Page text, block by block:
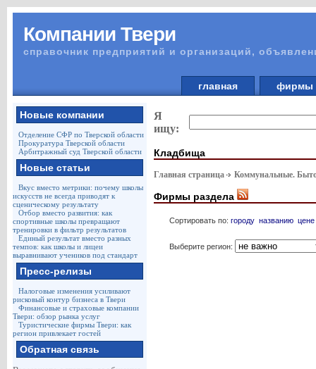
Компании Твери
справочник предприятий и организаций,
главная
Новые компании
Отделение СФР по Тверской области
Прокуратура Тверской области
Арбитражный суд Тверской области
Новые статьи
Вкус вместо метрики: почему школы
искусств не всегда приводят к
сценическому результату
Отбор вместо развития: как
спортивные школы превращают
тренировки в фильтр результатов
Единый результат вместо разных
темпов: как школы и лицеи
выравнивают учеников под стандарт
Пресс-релизы
Налоговые изменения усиливают
рисковый контур бизнеса в Твери
Финансовые и страховые компании
Твери: обзор рынка услуг
Туристические фирмы Твери: как
регион привлекает гостей
Обратная связь
Я
ищу:
Кладбища
Главная страница Коммунальные.
Фирмы раздела
Сортировать по: городу названию цене
Выберите регион: